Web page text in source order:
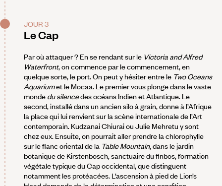
JOUR 3
Le Cap
Par où attaquer ? En se rendant sur le Victoria and Alfred
Waterfront, on commence par le commencement, en
quelque sorte, le port. On peut y hésiter entre le Two Oceans
Aquariumet le Mocaa. Le premier vous plonge dans le vaste
monde du silencedes océans Indien et Atlantique. Le
second, installé dans un ancien silo à grain, donne à l’Afrique
la place qui lui renvient sur la scène internationale de l’Art
contemporain. Kudzanai Chiurai ou Julie Mehretu y sont
chez eux. Ensuite, on pourrait aller prendre la chlorophylle
sur le flanc oriental de la Table Mountain, dans le jardin
botanique de Kirstenbosch, sanctuaire du finbos, formation
végétale typique du Cap occidental, que distinguent
notamment les protéacées. L’ascension à pied de Lion’s